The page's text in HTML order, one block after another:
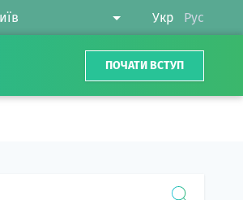
Укр Рус
ПОЧАТИ ВСТУП